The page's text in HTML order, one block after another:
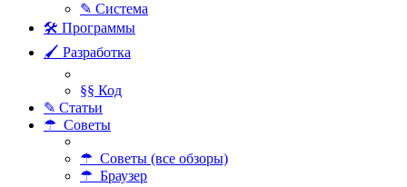
✎ Система
🛠 Программы
🖌 Разработка
§§ Код
✎ Статьи
☂ Советы
☂ Советы (все обзоры)
☂ Браузер